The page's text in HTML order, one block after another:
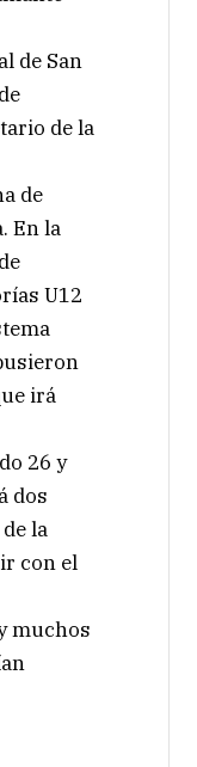
de San
de la
de
En la
U12
irá
26 y
dos
la
con el
muchos